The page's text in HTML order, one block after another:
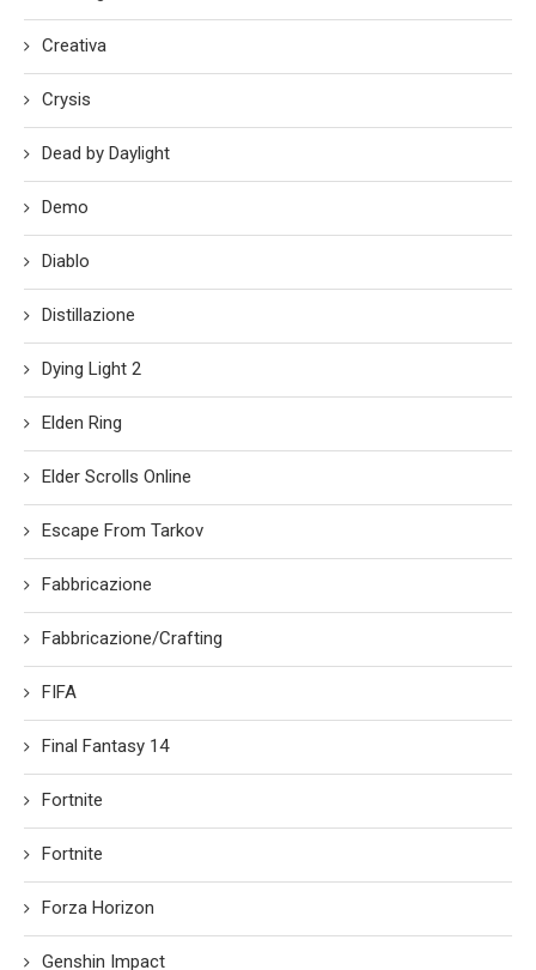
Creativa
Crysis
Dead by Daylight
Demo
Diablo
Distillazione
Dying Light 2
Elden Ring
Elder Scrolls Online
Escape From Tarkov
Fabbricazione
Fabbricazione/Crafting
FIFA
Final Fantasy 14
Fortnite
Fortnite
Forza Horizon
Genshin Impact